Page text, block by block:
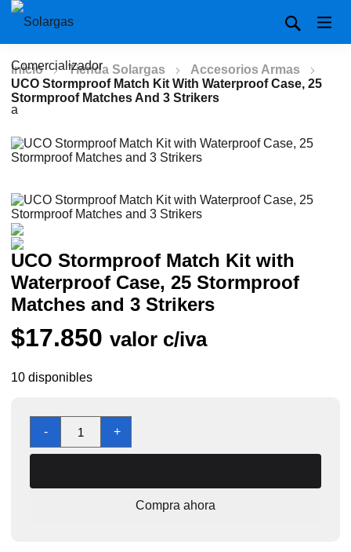
Inicio Tienda Solargas
Accesorios Armas
UCO Stormproof Match Kit With Waterproof Case, 25
Stormproof Matches And 3 Strikers
UCO Stormproof Match Kit with
Waterproof Case, 25 Stormproof
Matches and 3 Strikers
$17.850 valor c/iva
10 disponibles
- +
Compra ahora